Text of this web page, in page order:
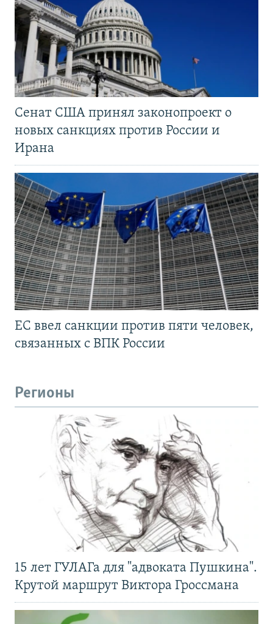
Сенат США принял законопроект о
новых санкциях против России и
Ирана
ЕС ввел санкции против пяти человек,
связанных с ВПК России
Регионы
15 лет ГУЛАГа для "адвоката Пушкина".
Крутой маршрут Виктора Гроссмана